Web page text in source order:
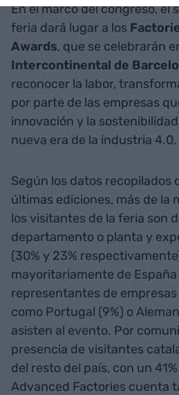
En el marco del congreso, el
feria dará lugar a los
Awards, que se celebrarán
Intercontinental de
reconocer la labor,
por parte de las empresas
innovación y la
nueva era de la industria 4.0.
Según los datos recopilados
últimas ediciones, más de la
los visitantes de la feria son
departamento o planta y
(30% y 23%
mayoritariamente de
representantes de
como Portugal (9%) o
asisten al evento. Por
presencia de visitantes
del resto del país, con un
Advanced Factories cuenta